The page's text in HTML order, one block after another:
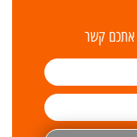
אתכם קשר